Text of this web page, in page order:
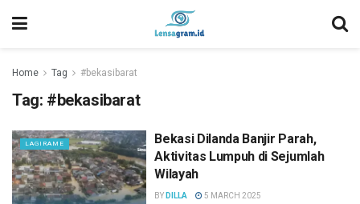
Home Tag #bekasibarat
Tag: #bekasibarat
LAGIRAME
Bekasi Dilanda Banjir Parah,
Aktivitas Lumpuh di Sejumlah
Wilayah
BY DILLA 5 MARCH 2025